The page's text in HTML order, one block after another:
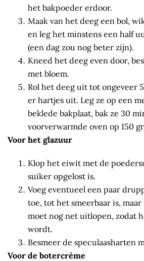
het bakpoeder erdoor.
Maak van het deeg een bol,
en leg het minstens een half
(een dag zou nog beter zijn).
Kneed het deeg even door,
met bloem.
Rol het deeg uit tot ongeveer
er hartjes uit. Leg ze op een
beklede bakplaat, bak ze 30
voorverwarmde oven op 150
Voor het glazuur
Klop het eiwit met de
suiker opgelost is.
Voeg eventueel een paar
toe, tot het smeerbaar is,
moet nog net uitlopen, zodat
wordt.
Besmeer de speculaasharten
Voor de botercrème